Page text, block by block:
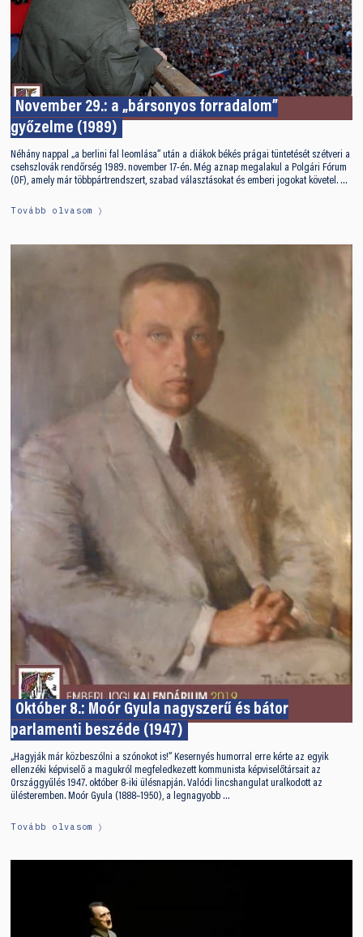
November 29.: a „bársonyos forradalom”
győzelme (1989)
Néhány nappal „a berlini fal leomlása” után a diákok békés prágai tüntetését szétveri a
csehszlovák rendőrség 1989. november 17-én. Még aznap megalakul a Polgári Fórum
(OF), amely már többpártrendszert, szabad választásokat és emberi jogokat követel. …
Tovább olvasom
Október 8.: Moór Gyula nagyszerű és bátor
parlamenti beszéde (1947)
„Hagyják már közbeszólni a szónokot is!” Kesernyés humorral erre kérte az egyik
ellenzéki képviselő a magukról megfeledkezett kommunista képviselőtársait az
Országgyűlés 1947. október 8-iki ülésnapján. Valódi lincshangulat uralkodott az
ülésteremben. Moór Gyula (1888–1950), a legnagyobb …
Tovább olvasom